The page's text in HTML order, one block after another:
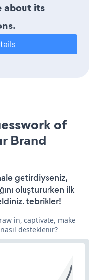
about its
of
Brand
getirdiyseniz,
oluştururken ilk
tebrikler!
in, captivate, make
desteklenir?